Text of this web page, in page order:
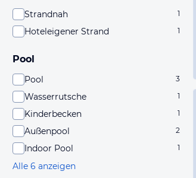
Strandnah 1
Hoteleigener Strand 1
Pool
Pool 3
Wasserrutsche 1
Kinderbecken 1
Außenpool 2
Indoor Pool 1
Alle 6 anzeigen